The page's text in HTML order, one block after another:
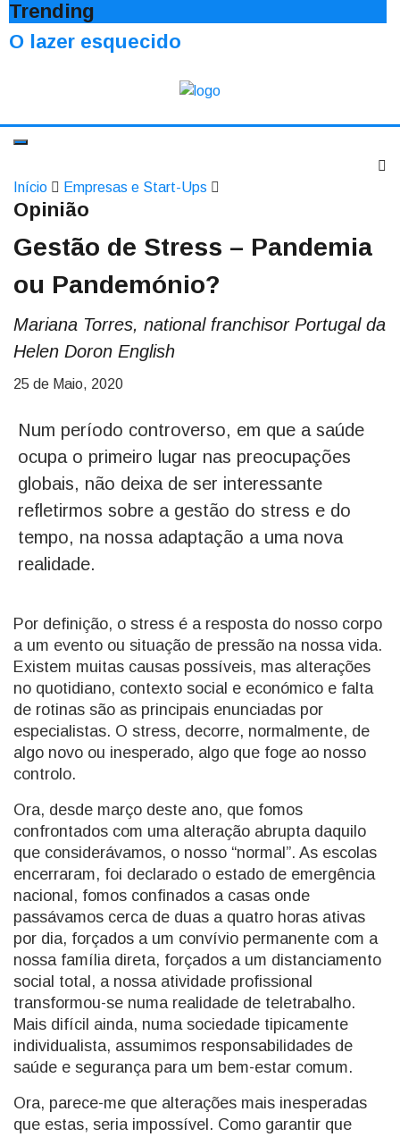
Trending
O lazer esquecido
Início Empresas e Start-Ups
Opinião
Gestão de Stress – Pandemia
ou Pandemónio?
Mariana Torres, national franchisor Portugal da
Helen Doron English
25 de Maio, 2020
Num período controverso, em que a saúde
ocupa o primeiro lugar nas preocupações
globais, não deixa de ser interessante
refletirmos sobre a gestão do stress e do
tempo, na nossa adaptação a uma nova
realidade.
Por definição, o stress é a resposta do nosso corpo
a um evento ou situação de pressão na nossa vida.
Existem muitas causas possíveis, mas alterações
no quotidiano, contexto social e económico e falta
de rotinas são as principais enunciadas por
especialistas. O stress, decorre, normalmente, de
algo novo ou inesperado, algo que foge ao nosso
controlo.
Ora, desde março deste ano, que fomos
confrontados com uma alteração abrupta daquilo
que considerávamos, o nosso “normal”. As escolas
encerraram, foi declarado o estado de emergência
nacional, fomos confinados a casas onde
passávamos cerca de duas a quatro horas ativas
por dia, forçados a um convívio permanente com a
nossa família direta, forçados a um distanciamento
social total, a nossa atividade profissional
transformou-se numa realidade de teletrabalho.
Mais difícil ainda, numa sociedade tipicamente
individualista, assumimos responsabilidades de
saúde e segurança para um bem-estar comum.
Ora, parece-me que alterações mais inesperadas
que estas, seria impossível. Como garantir que